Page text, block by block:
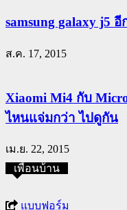
samsung galaxy j5
ส.ค. 17, 2015
Xiaomi Mi4 กับ
ไหนแจ่มกว่า ไปดูกัน
เม.ย. 22, 2015
เพื่อนบ้าน
แบบฟอร์ม